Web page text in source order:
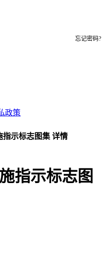
忘记密码?
政策
指示标志图集 详情
指示标志图